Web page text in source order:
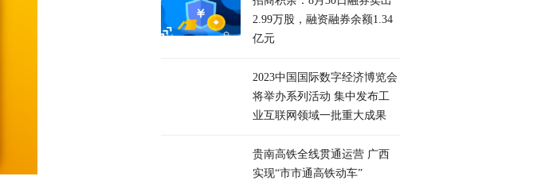
2.99万股，融资融券余额1.34
亿元
2023中国国际数字经济博览会
将举办系列活动 集中发布工
业互联网领域一批重大成果
贵南高铁全线贯通运营 广西
实现“市市通高铁动车”